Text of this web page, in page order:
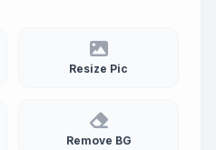
Resize Pic
Remove BG